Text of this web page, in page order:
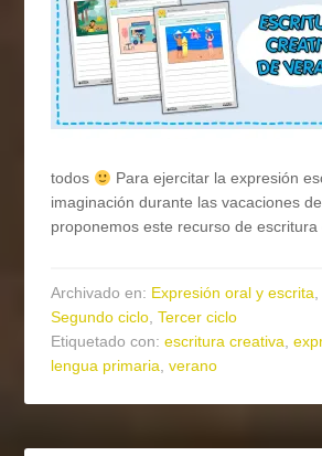
todos
Para ejercitar la expresión
imaginación durante las vacaciones
proponemos este recurso de escritura
Archivado en: Expresión oral y escrita,
Segundo ciclo,Tercer ciclo
Etiquetado con:escritura creativa,
lengua primaria,verano